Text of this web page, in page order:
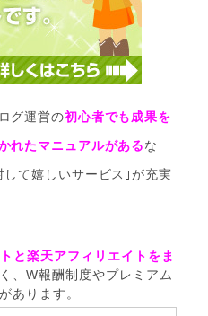
グ運営の初心者でも成果を
れたマニュアルがあるな
て嬉しいサービス｣が充実
と楽天アフィリエイトをま
、W報酬制度やプレミアム
あります。